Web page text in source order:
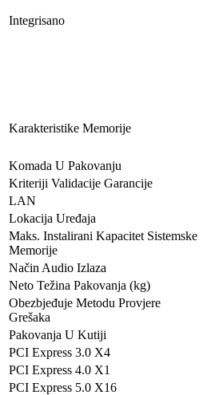
Integrisano
Karakteristike Memorije
Komada U Pakovanju
Kriteriji Validacije Garancije
LAN
Lokacija Uređaja
Maks. Instalirani Kapacitet Sistemske
Memorije
Način Audio Izlaza
Neto Težina Pakovanja (kg)
Obezbjeđuje Metodu Provjere
Grešaka
Pakovanja U Kutiji
PCI Express 3.0 X4
PCI Express 4.0 X1
PCI Express 5.0 X16